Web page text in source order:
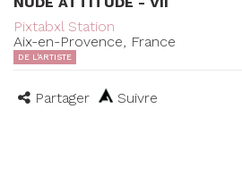
Pixtabxl Station
Aix-en-Provence, France
DE L'ARTISTE
Partager Suivre